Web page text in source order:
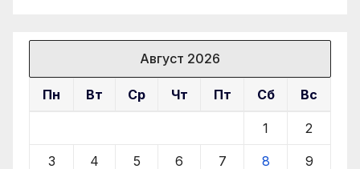
Август 2026
Пн Вт Ср Чт Пт Сб Вс
1 2
3 4 5 6 7 8 9